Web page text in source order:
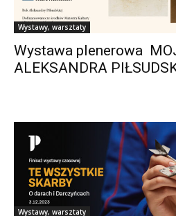
Wystawy, warsztaty
Wystawa plenerowa
ALEKSANDRA
Wystawy, warsztaty